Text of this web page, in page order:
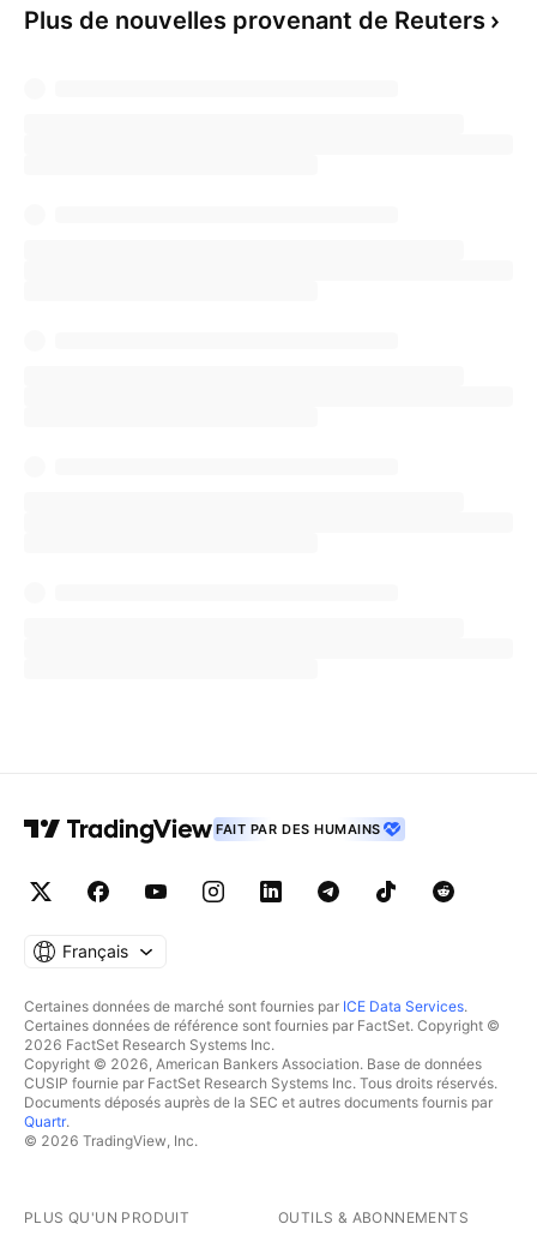
Plus de nouvelles provenant de Reuters
FAIT PAR DES HUMAINS
Français
Certaines données de marché sont fournies par ICE Data Services.
Certaines données de référence sont fournies par FactSet. Copyright ©
2026 FactSet Research Systems Inc.
Copyright © 2026, American Bankers Association. Base de données
CUSIP fournie par FactSet Research Systems Inc. Tous droits réservés.
Documents déposés auprès de la SEC et autres documents fournis par
Quartr.
© 2026 TradingView, Inc.
PLUS QU'UN PRODUIT OUTILS & ABONNEMENTS